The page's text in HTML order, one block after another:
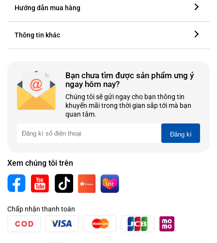
Hướng dẫn mua hàng
Thông tin khác
Bạn chưa tìm được sản phẩm ưng ý
ngay hôm nay?
Chúng tôi sẽ gửi ngay cho bạn thông tin
khuyến mãi trong thời gian sắp tới mà bạn
quan tâm.
Đăng kí
Xem chúng tôi trên
Chấp nhận thanh toán